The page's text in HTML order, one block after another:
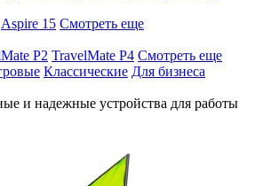
Aspire 15 Смотреть еще
P2 TravelMate P4 Смотреть еще
Классические Для бизнеса
и надежные устройства для работы